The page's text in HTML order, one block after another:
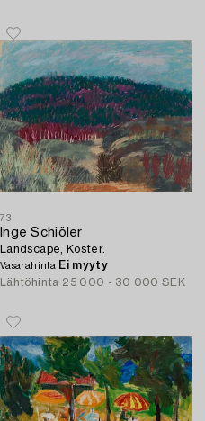
73
Inge Schiöler
Landscape, Koster.
Vasarahinta Ei myyty
Lähtöhinta 25 000 - 30 000 SEK